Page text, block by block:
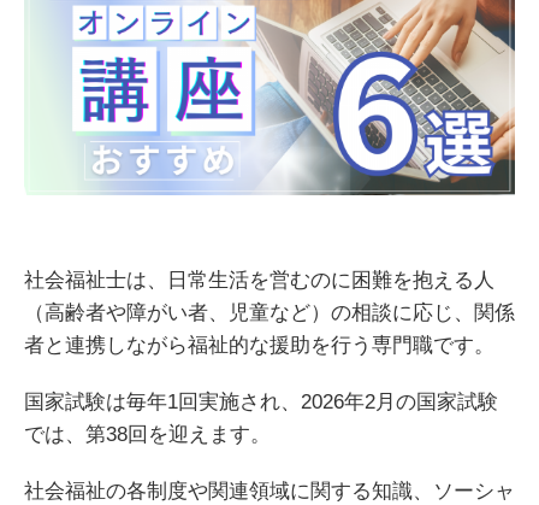
社会福祉士は、日常生活を営むのに困難を抱える人
（高齢者や障がい者、児童など）の相談に応じ、関係
者と連携しながら福祉的な援助を行う専門職です。
国家試験は毎年1回実施され、 2026年2月の国家試験
では、第38回を迎えます。
社会福祉の各制度や関連領域に関する知識、ソーシャ